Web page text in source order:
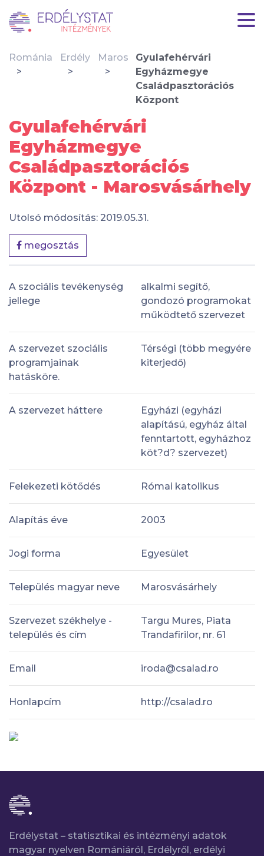
Románia Erdély Maros
Gyulafehérvári
Egyházmegye
Családpasztorációs
Központ
Gyulafehérvári
Egyházmegye
Családpasztorációs
Központ - Marosvásárhely
Utolsó módosítás: 2019.05.31.
megosztás
A szociális tevékenység
jellege
alkalmi segítő,
gondozó programokat
működtető szervezet
A szervezet szociális
programjainak
hatásköre.
Térségi (több megyére
kiterjedő)
A szervezet háttere
Egyházi (egyházi
alapítású, egyház által
fenntartott, egyházhoz
köt?d? szervezet)
Felekezeti kötődés Római katolikus
Alapítás éve 2003
Jogi forma Egyesület
Település magyar neve Marosvásárhely
Szervezet székhelye -
település és cím
Targu Mures, Piata
Trandafirilor, nr. 61
Email iroda@csalad.ro
Honlapcím http://csalad.ro
Erdélystat – statisztikai és intézményi adatok
magyar nyelven Romániáról, Erdélyről, erdélyi